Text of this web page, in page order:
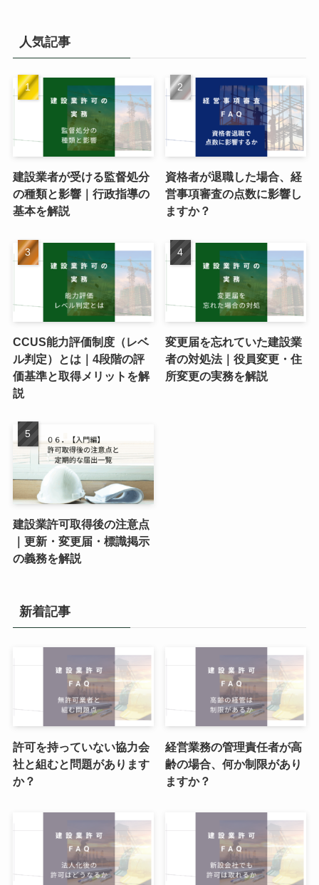
人気記事
建設業者が受ける監督処分
の種類と影響｜行政指導の
基本を解説
資格者が退職した場合、経
営事項審査の点数に影響し
ますか？
CCUS能力評価制度（レベ
ル判定）とは｜4段階の評
価基準と取得メリットを解
説
変更届を忘れていた建設業
者の対処法｜役員変更・住
所変更の実務を解説
建設業許可取得後の注意点
｜更新・変更届・標識掲示
の義務を解説
新着記事
許可を持っていない協力会
社と組むと問題があります
か？
経営業務の管理責任者が高
齢の場合、何か制限があり
ますか？